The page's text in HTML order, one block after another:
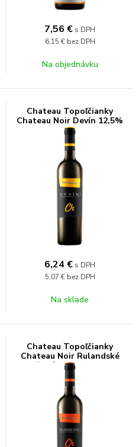
7,56 € s DPH
6,15 € bez DPH
Na objednávku
Chateau Topoľčianky
Chateau Noir Devín 12,5%
0,75l
6,24€ s DPH
5,07 € bez DPH
Na sklade
Chateau Topoľčianky
Chateau Noir Rulandské
šedé 12,5% 0,75l